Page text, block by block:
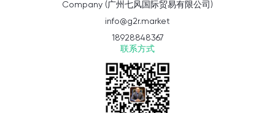
Company (广州七风国际贸易有限公司)
info@g2r.market
18928848367
联系方式